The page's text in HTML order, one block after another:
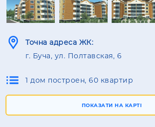
Точна адреса ЖК:
г. Буча, ул. Полтавская, 6
1 дом построен, 60 квартир
ПОКАЗАТИ НА КАРТІ